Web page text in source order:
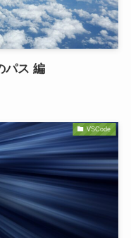
パス 編
VSCode